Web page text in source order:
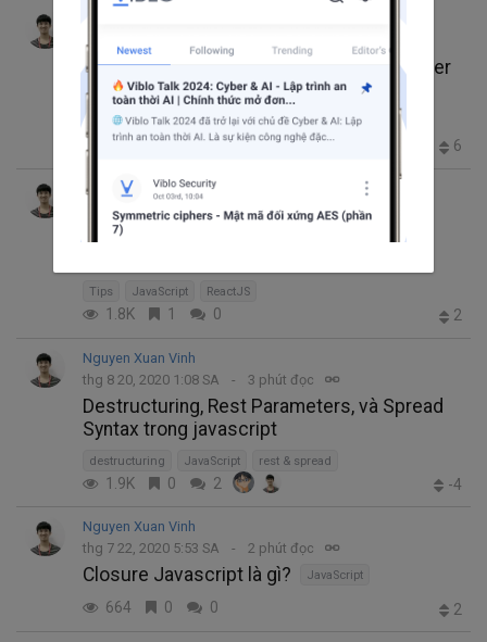
7 "thủ thuật" mà bất cứ Front End Developer
nào cũng nên biết
JavaScript HTML CSS
594 2 0 6
Nguyen Xuan Vinh
thg 9 20, 2020 3:18 CH
3 phút đọc
4 cú pháp hữu ích của javascript trong
Tips JavaScript ReactJS
1.8K 1 0 2
Nguyen Xuan Vinh
thg 8 20, 2020 1:08 SA
3 phút đọc
Destructuring, Rest Parameters, và Spread
Syntax trong javascript
destructuring JavaScript rest & spread
1.9K 0 2 -4
Nguyen Xuan Vinh
thg 7 22, 2020 5:53 SA
2 phút đọc
Closure Javascript là gì? JavaScript
664 0 0 2